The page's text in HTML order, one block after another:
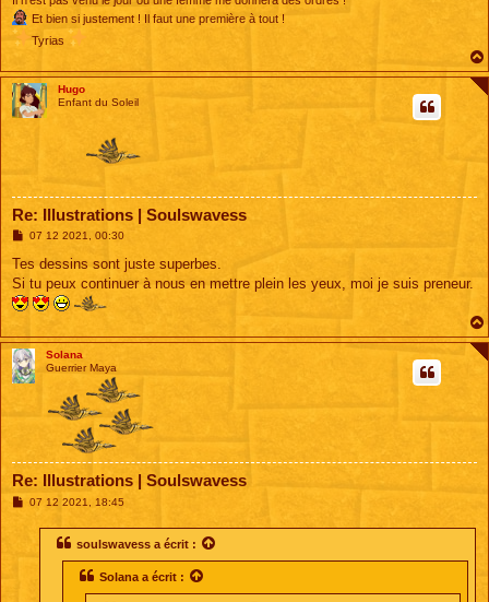
Et bien si justement ! Il faut une première à tout !
Tyrias
Hugo
Enfant du Soleil
Re: Illustrations | Soulswavess
M
s
a
g
e
07 12 2021, 00:30
Tes dessins sont juste superbes.
Si tu peux continuer à nous en mettre plein les yeux, moi je suis preneur.
Solana
Guerrier Maya
Re: Illustrations | Soulswavess
M07 12 2021, 18:45
soulswavess a écrit :
Solana a écrit :